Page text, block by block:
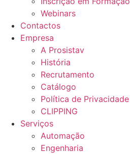
Webinars
Contactos
Empresa
A Prosistav
História
Recrutamento
Catálogo
Política de Privacidade
CLIPPING
Serviços
Automação
Engenharia